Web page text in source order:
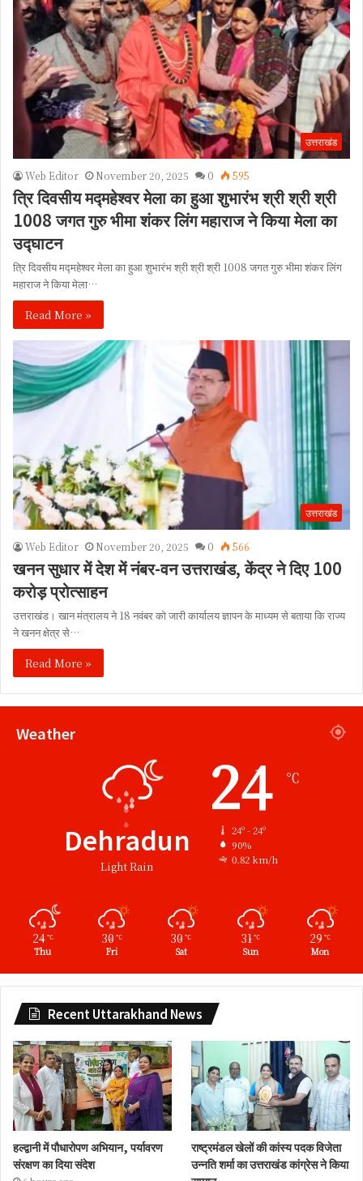
उत्तराखंड
Web Editor November 20, 2025 0 595
त्रि दिवसीय मद्महेश्वर मेला का हुआ शुभारंभ श्री श्री श्री
1008 जगत गुरु भीमा शंकर लिंग महाराज ने किया मेला का
उद्घाटन
त्रि दिवसीय मद्महेश्वर मेला का हुआ शुभारंभ श्री श्री श्री 1008 जगत गुरु भीमा शंकर लिंग
महाराज ने किया मेला…
Read More »
उत्तराखंड
Web Editor November 20, 2025 0 566
खनन सुधार में देश में नंबर-वन उत्तराखंड, केंद्र ने दिए 100
करोड़ प्रोत्साहन
उत्तराखंड। खान मंत्रालय ने 18 नवंबर को जारी कार्यालय ज्ञापन के माध्यम से बताया कि राज्य
ने खनन क्षेत्र से…
Read More »
Weather
Dehradun
Light Rain
24 ℃
24º - 24º
90%
0.82 km/h
24 ℃
Thu
30 ℃
Fri
30 ℃
Sat
31℃
Sun
29 ℃
Mon
Recent Uttarakhand News
हल्द्वानी में पौधारोपण अभियान, पर्यावरण
संरक्षण का दिया संदेश
राष्ट्रमंडल खेलों की कांस्य पदक विजेता
उन्नति शर्मा का उत्तराखंड कांग्रेस ने किया